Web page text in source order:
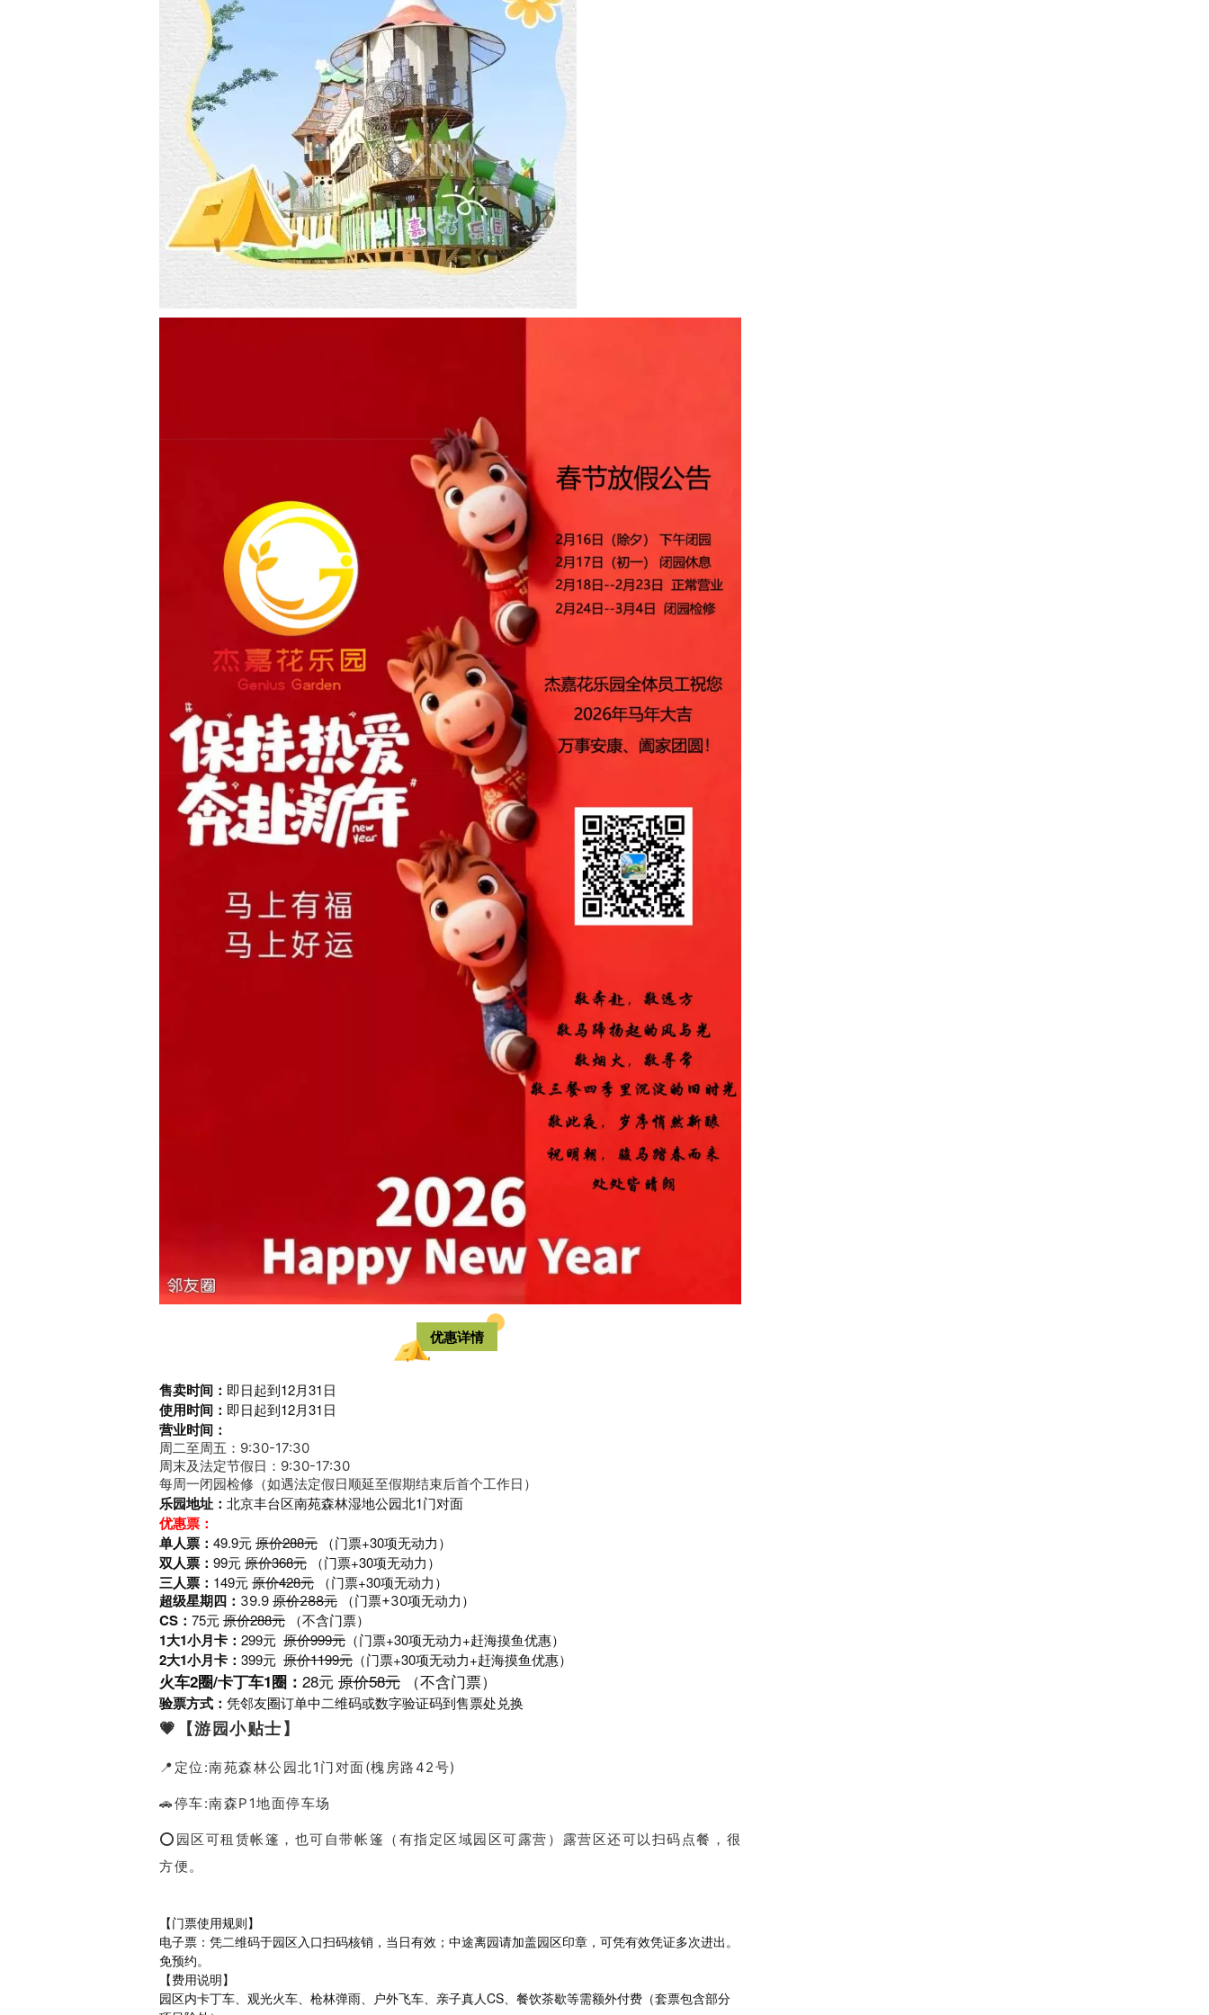
优惠详情
售卖时间： 即日起到12月31日
使用时间： 即日起到12月31日
营业时间：
周二至周五：9:30-17:30
周末及法定节假日：9:30-17:30
每周一闭园检修（如遇法定假日顺延至假期结束后首个工作日）
乐园地址： 北京丰台区南苑森林湿地公园北1门对面
优惠票：
单人票： 49.9元原价288元 （门票+30项无动力）
双人票： 99元原价368元 （门票+30项无动力）
三人票： 149元原价428元 （门票+30项无动力）
超级星期四： 39.9 原价288元 （门票+30项无动力）
CS： 75元原价288元 （不含门票）
1大1小月卡： 299元 原价999元 （门票+30项无动力+赶海摸鱼优惠）
2大1小月卡： 399元 原价1199元 （门票+30项无动力+赶海摸鱼优惠）
火车2圈/卡丁车1圈： 28元 原价58元 （不含门票）
验票方式： 凭邻友圈订单中二维码或数字验证码到售票处兑换
💗【游园小贴士】
📍定位:南苑森林公园北1门对面(槐房路42号)
🚗停车:南森P1地面停车场
⭕园区可租赁帐篷，也可自带帐篷（ 有指定区域园区可露营 ）露营区还可以扫码点餐，很
方便。
【门票使用规则】
电子票：凭二维码于园区入口扫码核销，当日有效；中途离园请加盖园区印章，可凭有效凭证多次进出。
免预约。
【费用说明】
园区内卡丁车、观光火车、枪林弹雨、户外飞车、亲子真人CS、餐饮茶歇等需额外付费（套票包含部分